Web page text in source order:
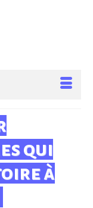
qui
à